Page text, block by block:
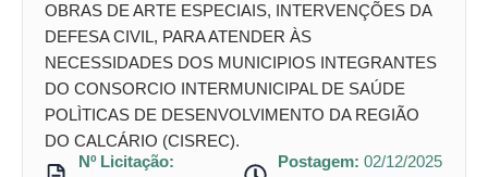
OBRAS DE ARTE ESPECIAIS, INTERVENÇÕES DA
DEFESA CIVIL, PARA ATENDER ÀS
NECESSIDADES DOS MUNICIPIOS INTEGRANTES
DO CONSORCIO INTERMUNICIPAL DE SAÚDE
POLÌTICAS DE DESENVOLVIMENTO DA REGIÃO
DO CALCÁRIO (CISREC).
Nº Licitação:
Postagem: 02/12/2025